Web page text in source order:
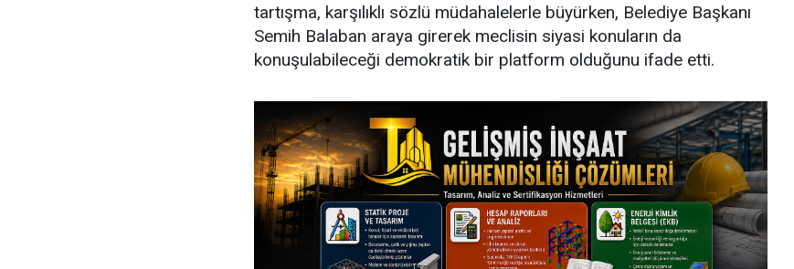
tartışma, karşılıklı sözlü müdahalelerle büyürken, Belediye Başkanı
Semih Balaban araya girerek meclisin siyasi konuların da
konuşulabileceği demokratik bir platform olduğunu ifade etti.